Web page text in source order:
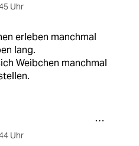
Uhr
erleben manchmal
lang.
Weibchen manchmal
Uhr